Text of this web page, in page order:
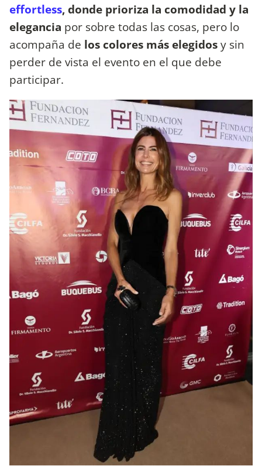
effortless, donde prioriza la comodidad y la
elegancia por sobre todas las cosas, pero lo
acompaña de los colores más elegidosy sin
perder de vista el evento en el que debe
participar.